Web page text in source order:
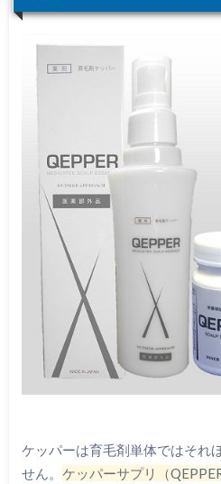
ケッパーは育毛剤単体ではそれ
せん。 ケッパーサプリ（